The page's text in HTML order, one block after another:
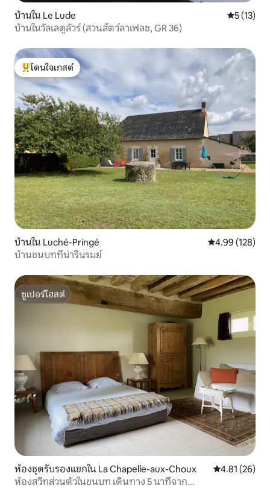
บ้านใน Le Lude คะแนนเฉลี่
5 (13)
บ้านในวัลเลดูลัวร์ (สวนสัตว์ลาเฟลช, GR 36)
โดนใจเกสต์ที่สุด
โดนใจเกสต์
บ้านใน Luché-Pringé คะแนนเฉลี่ย
4.99 (128)
บ้านชนบทที่น่ารื่นรมย์
ซูเปอร์โฮสต์
ซูเปอร์โฮสต์
ห้องชุดรับรองแขกใน La Chapelle-aux-Choux คะแนนเฉลี่ย
4.81 (26)
ห้องสวีทส่วนตัวในชนบท เดินทาง 5 นาทีจาก...